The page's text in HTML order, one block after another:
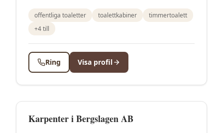
offentliga toaletter toalettkabiner
timmertoalett
+4till
Ring Visa profil
Karpenter i Bergslagen AB